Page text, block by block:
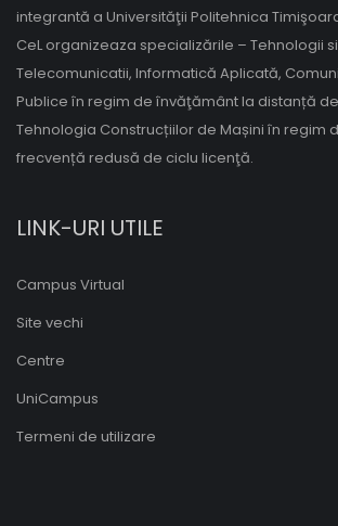
integrantă a Universităţii Politehnica
CeL organizeaza specializările – Tehnologii
Telecomunicatii, Informatică Aplicată,
Publice în regim de învăţământ la distanță
Tehnologia Construcțiilor de Mașini în regim
frecvență redusă de ciclu licenţă.
LINK-URI UTILE
Campus Virtual
Site vechi
Centre
UniCampus
Termeni de utilizare